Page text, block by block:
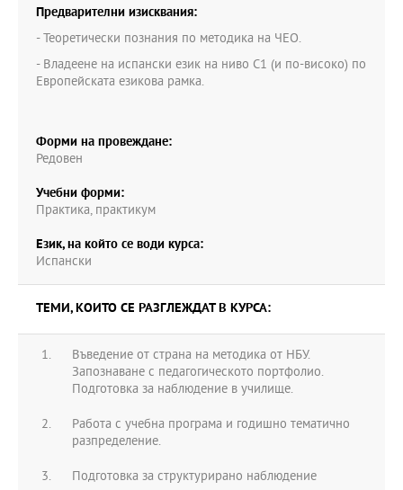
Предварителни изисквания:
- Теоретически познания по методика на ЧЕО.
- Владеене на испански език на ниво С1 (и по-високо) по
Европейската езикова рамка.
Форми на провеждане:
Редовен
Учебни форми:
Практика, практикум
Език, на който се води курса:
Испански
ТЕМИ, КОИТО СЕ РАЗГЛЕЖДАТ В КУРСА:
Въведение от страна на методика от НБУ.
Запознаване с педагогическото портфолио.
Подготовка за наблюдение в училище.
Работа с учебна програма и годишно тематично
разпределение.
Подготовка за структурирано наблюдение